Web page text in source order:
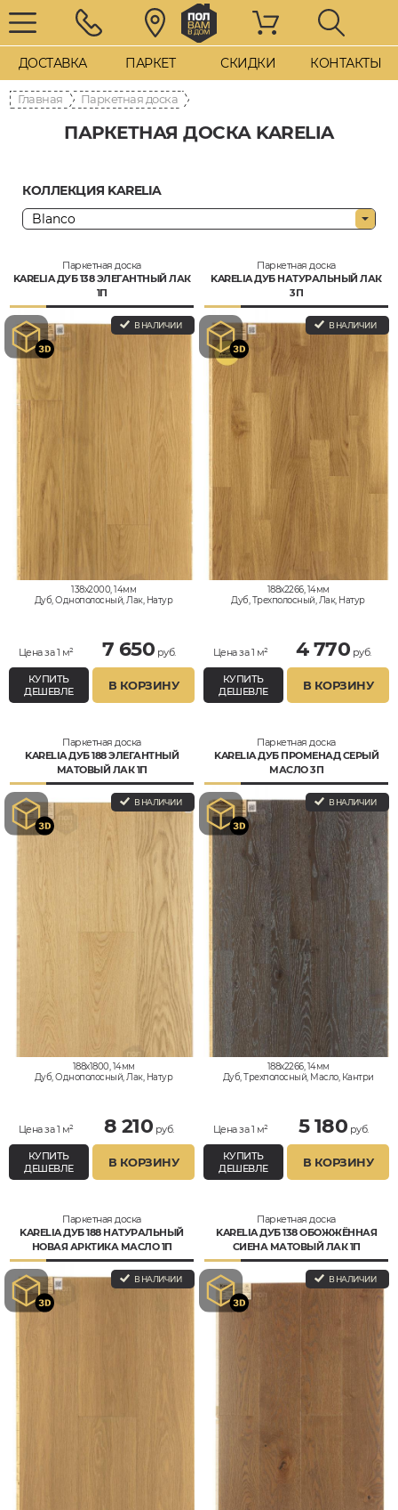
ДОСТАВКА ПАРКЕТ СКИДКИ КОНТАКТЫ
Главная Паркетная доска
ПАРКЕТНАЯ ДОСКА KARELIA
КОЛЛЕКЦИЯ KARELIA
Паркетная доска
KARELIA ДУБ 138 ЭЛЕГАНТНЫЙ ЛАК
1П
В НАЛИЧИИ
138x2000, 14мм
Дуб, Однополосный, Лак, Натур
Цена за 1 м² 7 650 руб.
КУПИТЬ
ДЕШЕВЛЕ
В КОРЗИНУ
Паркетная доска
KARELIA ДУБ НАТУРАЛЬНЫЙ ЛАК
3П
В НАЛИЧИИ
188x2266, 14мм
Дуб, Трехполосный, Лак, Натур
Цена за 1 м² 4 770 руб.
КУПИТЬ
ДЕШЕВЛЕ
В КОРЗИНУ
Паркетная доска
KARELIA ДУБ 188 ЭЛЕГАНТНЫЙ
МАТОВЫЙ ЛАК 1П
В НАЛИЧИИ
188x1800, 14мм
Дуб, Однополосный, Лак, Натур
Цена за 1 м² 8 210 руб.
КУПИТЬ
ДЕШЕВЛЕ
В КОРЗИНУ
Паркетная доска
KARELIA ДУБ ПРОМЕНАД СЕРЫЙ
МАСЛО 3П
В НАЛИЧИИ
188x2266, 14мм
Дуб, Трехполосный, Масло, Кантри
Цена за 1 м² 5 180 руб.
КУПИТЬ
ДЕШЕВЛЕ
В КОРЗИНУ
Паркетная доска
KARELIA ДУБ 188 НАТУРАЛЬНЫЙ
НОВАЯ АРКТИКА МАСЛО 1П
В НАЛИЧИИ
Паркетная доска
KARELIA ДУБ 138 ОБОЖЖЁННАЯ
СИЕНА МАТОВЫЙ ЛАК 1П
В НАЛИЧИИ